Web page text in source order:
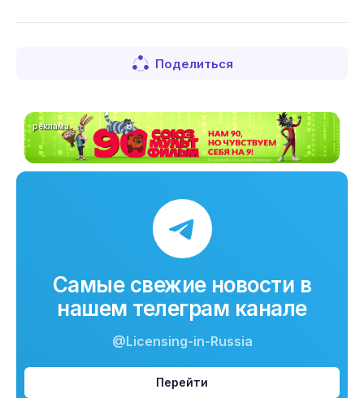
Поделиться
реклама
Самые свежие новости в
нашем телеграм канале
@Licensing-in-Russia
Перейти